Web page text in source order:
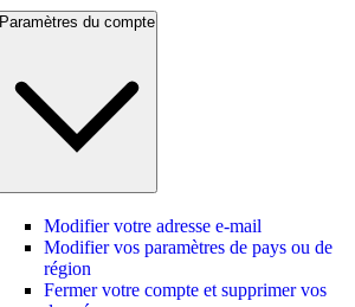
Paramètres du compte
Modifier votre adresse e-mail
Modifier vos paramètres de pays ou de
région
Fermer votre compte et supprimer vos